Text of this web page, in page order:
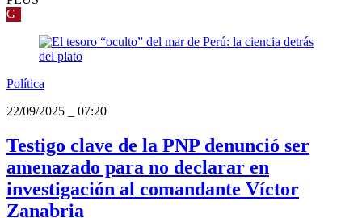
G
Política
22/09/2025
07:20
Testigo clave de la PNP denunció ser
amenazado para no declarar en
investigación al comandante Víctor
Zanabria